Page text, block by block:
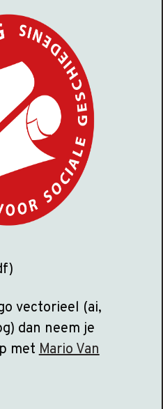
vectorieel (ai,
dan neem je
metMario Van